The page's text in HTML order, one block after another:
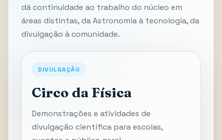
dá continuidade ao trabalho do núcleo em
áreas distintas, da Astronomia à tecnologia, da
divulgação à comunidade.
DIVULGAÇÃO
Circo da Física
Demonstrações e atividades de
divulgação científica para escolas,